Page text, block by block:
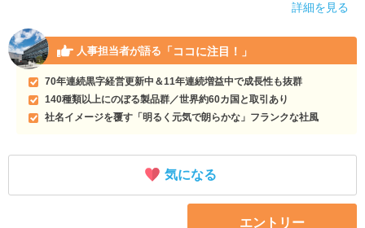
詳細を見る
人事担当者が語る 「ココに注目！」
70年連続黒字経営更新中＆11年連続増益中で成長性も抜群
140種類以上にのぼる製品群／世界約60カ国と取引あり
社名イメージを覆す「明るく元気で朗らかな」フランクな社風
気になる
エントリー